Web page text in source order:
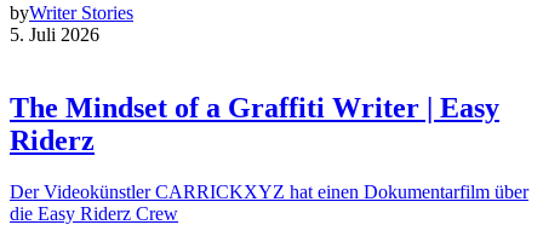
byWriter Stories
5. Juli 2026
The Mindset of a Graffiti Writer | Easy
Riderz
Der Videokünstler CARRICKXYZ hat einen Dokumentarfilm über
die Easy Riderz Crew